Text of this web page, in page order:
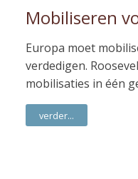
Mobiliseren
Europa moet
verdedigen.
mobilisaties in één
verder...